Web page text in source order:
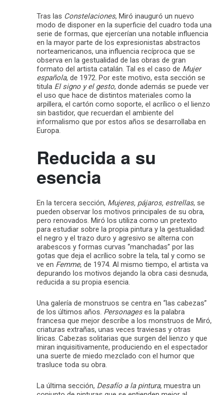
Tras las Constelaciones, Miró inauguró un nuevo
modo de disponer en la superficie del cuadro toda una
serie de formas, que ejercerían una notable influencia
en la mayor parte de los expresionistas abstractos
norteamericanos, una influencia recíproca que se
observa en la gestualidad de las obras de gran
formato del artista catalán. Tal es el caso de Mujer
española, de 1972. Por este motivo, esta sección se
titula El signo y el gesto, donde además se puede ver
el uso que hace de distintos materiales como la
arpillera, el cartón como soporte, el acrílico o el lienzo
sin bastidor, que recuerdan el ambiente del
informalismo que por estos años se desarrollaba en
Europa.
Reducida a su
esencia
En la tercera sección, Mujeres, pájaros, estrellas, se
pueden observar los motivos principales de su obra,
pero renovados. Miró los utiliza como un pretexto
para estudiar sobre la propia pintura y la gestualidad:
el negro y el trazo duro y agresivo se alterna con
arabescos y formas curvas “manchadas” por las
gotas que deja el acrílico sobre la tela, tal y como se
ve en Femme, de 1974. Al mismo tiempo, el artista va
depurando los motivos dejando la obra casi desnuda,
reducida a su propia esencia.
Una galería de monstruos se centra en “las cabezas”
de los últimos años. Personageses la palabra
francesa que mejor describe a los monstruos de Miró,
criaturas extrañas, unas veces traviesas y otras
líricas. Cabezas solitarias que surgen del lienzo y que
miran inquisitivamente, produciendo en el espectador
una suerte de miedo mezclado con el humor que
trasluce toda su obra.
La última sección, Desafío a la pintura, muestra un